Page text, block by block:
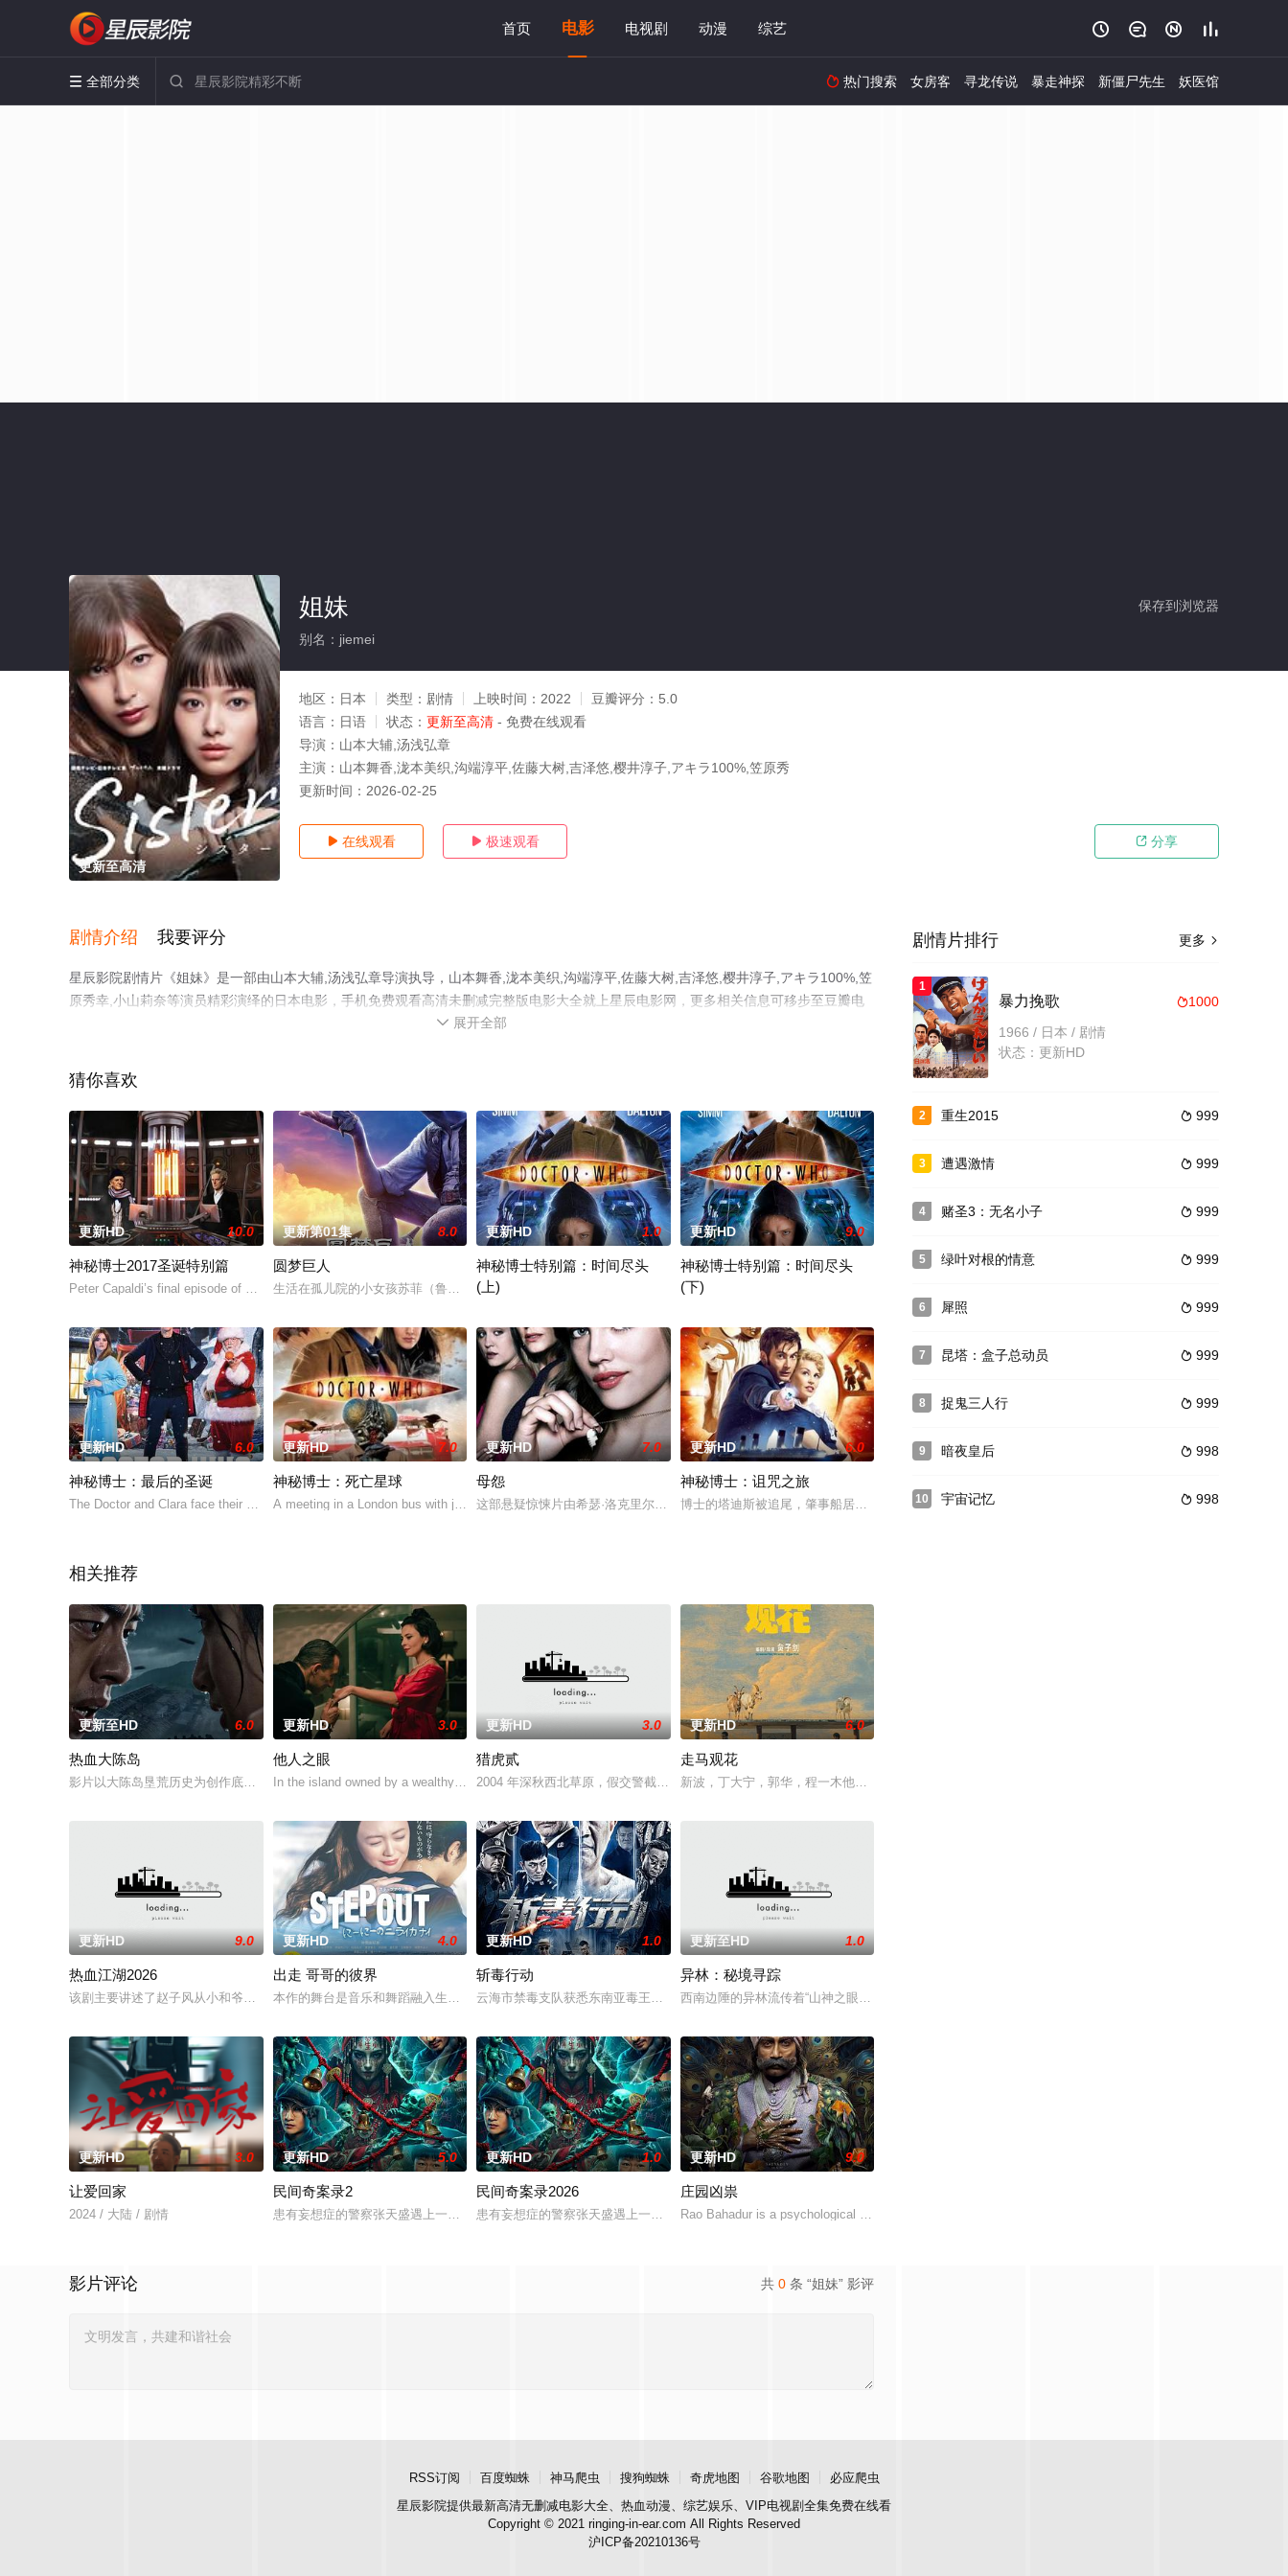
首页 电影 电视剧 动漫 综艺    
 全部分类   热门搜索 女房客 寻龙传说 暴走神探 新僵尸先生 妖医馆
更新至高清
保存到浏览器
姐妹
别名：jiemei
地区： 日本 类型： 剧情 上映时间： 2022 豆瓣评分： 5.0
语言： 日语 状态： 更新至高清 - 免费在线观看
导演： 山本大辅,汤浅弘章
主演： 山本舞香,泷本美织,沟端淳平,佐藤大树,吉泽悠,樱井淳子,アキラ100%,笠原秀
更新时间： 2026-02-25
 在线观看  极速观看  分享
剧情介绍 我要评分
星辰影院剧情片《姐妹》是一部由山本大辅,汤浅弘章导演执导，山本舞香,泷本美织,沟端淳平,佐藤大树,吉泽悠,樱井淳子,アキラ100%,笠
原秀幸,小山莉奈等演员精彩演绎的日本电影，手机免费观看高清未删减完整版电影大全就上星辰电影网，更多相关信息可移步至豆瓣电
 展开全部
猜你喜欢
更新HD 10.0
神秘博士2017圣诞特别篇
Peter Capaldi’s final episode of Doctor Who this Christmas will feature Pea
更新第01集 8.0
圆梦巨人
生活在孤儿院的小女孩苏菲（鲁比·巴恩希尔 Ruby Barnhill 饰）总是闷闷不乐。某天的凌晨三点，她独自趴在窗口守望长夜，却无意中见到一个身形巨
更新HD 1.0
神秘博士特别篇：时间尽头
(上)
更新HD 9.0
神秘博士特别篇：时间尽头
(下)
The Doctor faces the end of his life as the Master's plans hurtle out o
更新HD 6.0
神秘博士：最后的圣诞
The Doctor and Clara face their Last Christmas. Trapped on an Arctic base,
更新HD 7.0
神秘博士：死亡星球
A meeting in a London bus with jewel thief Lady Christina takes a turn for
更新HD 7.0
母怨
这部悬疑惊悚片由希瑟·洛克里尔的女儿艾娃·洛克里尔主演。当莉安（阿里安娜·扎克 饰）发现女儿萨默（艾娃·洛克里尔 饰）失踪后，一切变得不
更新HD 6.0
神秘博士：诅咒之旅
博士的塔迪斯被追尾，肇事船居然是泰坦尼克号。原来一家外星旅游公司仿照泰坦尼克号制造了一艘巨大的
相关推荐
更新至HD 6.0
热血大陈岛
影片以大陈岛垦荒历史为创作底色，在尊重历史真实性的前提下，以年轻化、科技化的光影语言活化红色记忆，生动诠释了“艰苦创业、奋发图强、无私奉献、开拓创新”
更新HD 3.0
他人之眼
In the island owned by a wealthy Marquis, Elena's arrival marks the beg
更新HD 3.0
猎虎贰
2004 年深秋西北草原，假交警截停铜矿押运车，炸药破箱、两命陨灭，悍匪携枪遁入茫茫戈壁。刑警杨志刚凭现场足迹与痕迹精准锁凶，追凶途中
更新HD 6.0
走马观花
新波，丁大宁，郭华，程一木他们毕业于同一所大学。他们和很多年轻人一样，自以为是，敏感错弱，没有被
更新HD 9.0
热血江湖2026
该剧主要讲述了赵子风从小和爷爷在乡下习武，长大后从乡野来到大城市寻找自己的一处立足之地。在这样一个充满快节奏、充满利益的城市，子风十分迷茫，机缘巧合下
更新HD 4.0
出走 哥哥的彼界
本作的舞台是音乐和舞蹈融入生活的冲绳。与母亲朱音、妹妹舞一起生活的照屋踊，憧憬舞蹈学校的丽莎，开始了舞蹈生涯。朱音为了支撑家数在酒吧工作，不擅长与人打
更新HD 1.0
斩毒行动
云海市禁毒支队获悉东南亚毒王廖爷将携600余公斤毒品来云交易，火速成立“斩毒行动”专案组，借调警员安迪参战。首轮毒贩阿泰交易败露被廖爷
更新至HD 1.0
异林：秘境寻踪
西南边陲的异林流传着“山神之眼”的恐怖传说，生物系学生苏瑶与同学进山科考，却因遭遇飓风来袭而失联。
更新HD 3.0
让爱回家
2024 / 大陆 / 剧情
更新HD 5.0
民间奇案录2
患有妄想症的警察张天盛遇上一起离奇的神像杀人事件，勘案过程中，牵引出“婴胎报仇”，“娘娘索命”等一连串妖异事件，张天盛虽被种种诡怪幻象阻碍，却坚信这是
更新HD 1.0
民间奇案录2026
患有妄想症的警察张天盛遇上一起离奇的神像杀人事件，勘案过程中，牵引出“婴胎报仇”，“娘娘索命”等一连串妖异事件，张天盛虽被种种诡怪幻象
更新HD 9.0
庄园凶祟
Rao Bahadur is a psychological drama set against the backdrop of a fading a
共 0 条 “姐妹” 影评
影片评论
更多 
剧情片排行
1
1000
暴力挽歌
1966 / 日本 / 剧情
状态：更新HD
2  999
重生2015
3  999
遭遇激情
4  999
赌圣3：无名小子
5  999
绿叶对根的情意
6  999
犀照
7  999
昆塔：盒子总动员
8  999
捉鬼三人行
9  998
暗夜皇后
10  998
宇宙记忆
RSS订阅 百度蜘蛛 神马爬虫 搜狗蜘蛛 奇虎地图 谷歌地图
必应爬虫
星辰影院提供最新高清无删减电影大全、热血动漫、综艺娱乐、VIP电视剧全集免费在线看
Copyright © 2021 ringing-in-ear.com All Rights Reserved
沪ICP备20210136号